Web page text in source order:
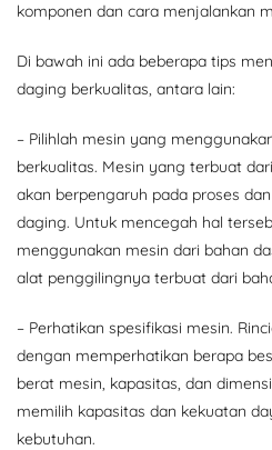
komponen dan cara menjalankan
Di bawah ini ada beberapa tips
daging berkualitas, antara lain:
– Pilihlah mesin yang
berkualitas. Mesin yang terbuat
akan berpengaruh pada proses
daging. Untuk mencegah hal
menggunakan mesin dari bahan
alat penggilingnya terbuat dari
– Perhatikan spesifikasi mesin.
dengan memperhatikan berapa
berat mesin, kapasitas, dan
memilih kapasitas dan kekuatan
kebutuhan.